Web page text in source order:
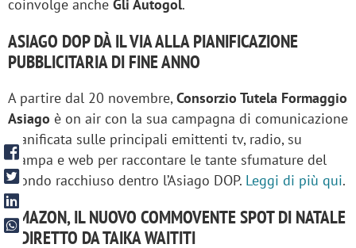
coinvolge anche Gli Autogol.
ASIAGO DOP DÀ IL VIA ALLA PIANIFICAZIONE
PUBBLICITARIA DI FINE ANNO
A partire dal 20 novembre,Consorzio Tutela Formaggio
Asiago è on air con la sua campagna di comunicazione
pianificata sulle principali emittenti tv, radio, su
stampa e web per raccontare le tante sfumature del
mondo racchiuso dentro l’Asiago DOP. Leggi di più qui.
AMAZON, IL NUOVO COMMOVENTE SPOT DI NATALE
È DIRETTO DA TAIKA WAITITI